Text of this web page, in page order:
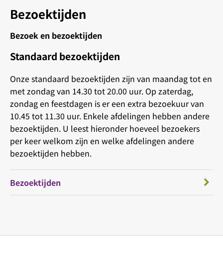
Bezoektijden
Bezoek en bezoektijden
Standaard bezoektijden
Onze standaard bezoektijden zijn van maandag tot en
met zondag van 14.30 tot 20.00 uur. Op zaterdag,
zondag en feestdagen is er een extra bezoekuur van
10.45 tot 11.30 uur. Enkele afdelingen hebben andere
bezoektijden. U leest hieronder hoeveel bezoekers
per keer welkom zijn en welke afdelingen andere
bezoektijden hebben.
Bezoektijden